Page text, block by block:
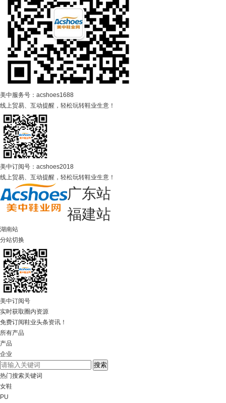
美中服务号：acshoes1688
线上贸易、互动提醒，轻松玩转鞋业生意！
美中订阅号：acshoes2018
线上贸易、互动提醒，轻松玩转鞋业生意！
广东站
福建站
湖南站
分站切换
美中订阅号
实时获取圈内资源
免费订阅鞋业头条资讯！
所有产品
产品
企业
热门搜索关键词
女鞋
PU